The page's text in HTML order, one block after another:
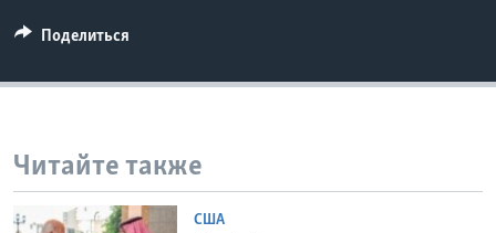
Поделиться
Читайте также
США